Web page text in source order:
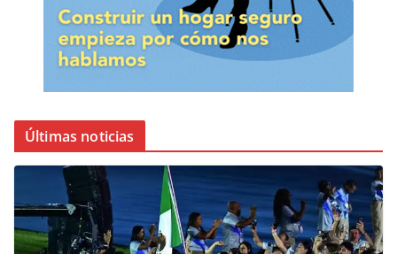
Últimas noticias